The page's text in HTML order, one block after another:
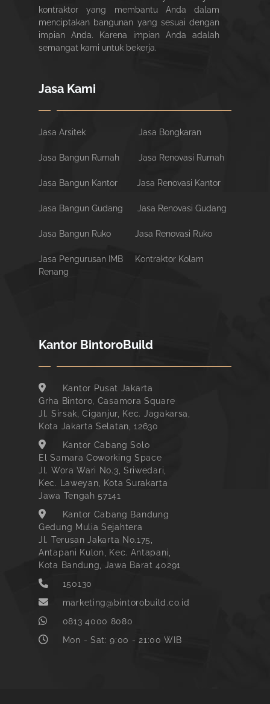
kontraktor yang membantu Anda dalam
menciptakan bangunan yang sesuai dengan
impian Anda. Karena impian Anda adalah
semangat kami untuk bekerja.
Jasa Kami
Jasa Arsitek Jasa Bongkaran
Jasa Bangun Rumah Jasa Renovasi Rumah
Jasa Bangun Kantor Jasa Renovasi Kantor
Jasa Bangun Gudang Jasa Renovasi Gudang
Jasa Bangun Ruko Jasa Renovasi Ruko
Jasa Pengurusan IMB
Kontraktor Kolam
Renang
Kantor BintoroBuild
Kantor Pusat Jakarta
Grha Bintoro, Casamora Square
Jl. Sirsak, Ciganjur, Kec. Jagakarsa,
Kota Jakarta Selatan, 12630
Kantor Cabang Solo
El Samara Coworking Space
Jl. Wora Wari No.3, Sriwedari,
Kec. Laweyan, Kota Surakarta
Jawa Tengah 57141
Kantor Cabang Bandung
Gedung Mulia Sejahtera
Jl. Terusan Jakarta No.175,
Antapani Kulon, Kec. Antapani,
Kota Bandung, Jawa Barat 40291
150130
marketing@bintorobuild.co.id
0813 4000 8080
Mon - Sat: 9:00 - 21:00 WIB